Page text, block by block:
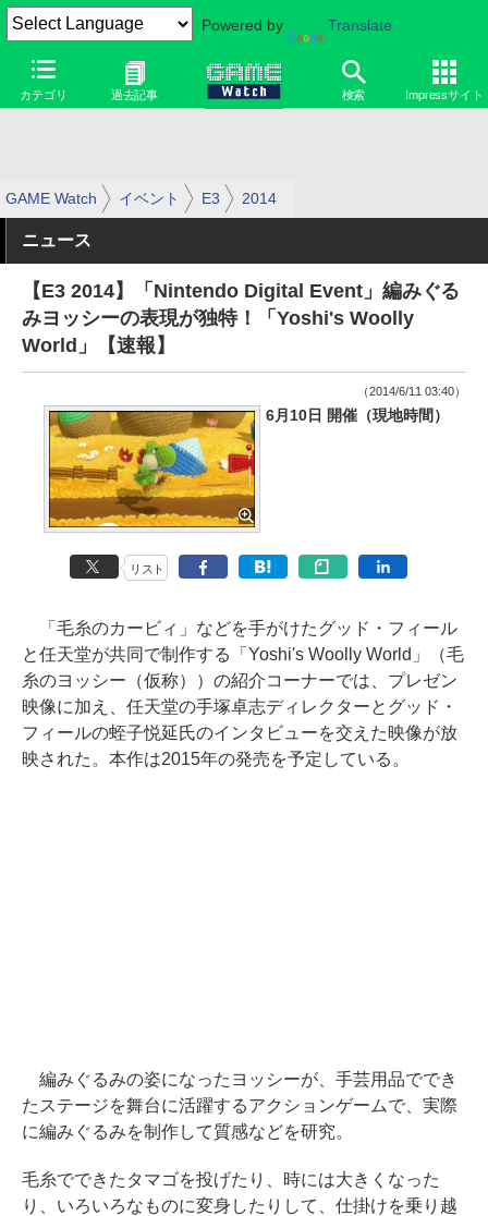
Powered by Translate
カテゴリ 過去記事 検索 Impressサイト
GAME Watch イベント E3 2014
ニュース
【E3 2014】「Nintendo Digital Event」編みぐる
みヨッシーの表現が独特！「Yoshi's Woolly
World」【速報】
（2014/6/11 03:40）
6月10日 開催（現地時間）
リスト
「毛糸のカービィ」などを手がけたグッド・フィール
と任天堂が共同で制作する「Yoshi's Woolly World」（毛
糸のヨッシー（仮称））の紹介コーナーでは、プレゼン
映像に加え、任天堂の手塚卓志ディレクターとグッド・
フィールの蛭子悦延氏のインタビューを交えた映像が放
映された。本作は2015年の発売を予定している。
編みぐるみの姿になったヨッシーが、手芸用品ででき
たステージを舞台に活躍するアクションゲームで、実際
に編みぐるみを制作して質感などを研究。
毛糸でできたタマゴを投げたり、時には大きくなった
り、いろいろなものに変身したりして、仕掛けを乗り越